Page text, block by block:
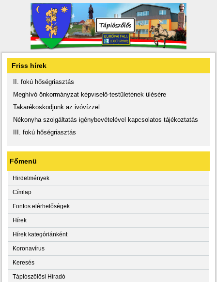
Friss hírek
II. fokú hőségriasztás
Meghívó önkormányzat képviselő-testületének ülésére
Takarékoskodjunk az ivóvízzel
Nékonyha szolgáltatás igénybevételével kapcsolatos tájékoztatás
III. fokú hőségriasztás
Főmenü
Hirdetmények
Címlap
Fontos elérhetőségek
Hírek
Hírek kategóriánként
Koronavírus
Keresés
Tápiószőlősi Híradó